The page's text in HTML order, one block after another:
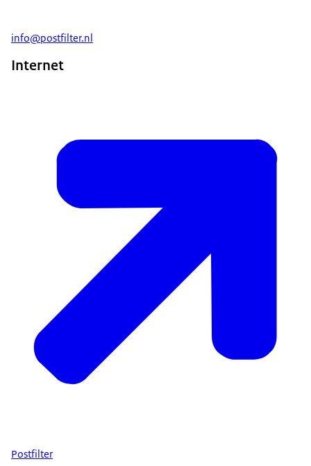
info@postfilter.nl
Internet
Postfilter